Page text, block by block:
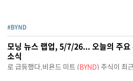
#BYND
모닝 뉴스 랩업, 5/7/26... 오늘의 주요
소식
로 급등했다.비욘드 미트 (BYND) 주식이 최